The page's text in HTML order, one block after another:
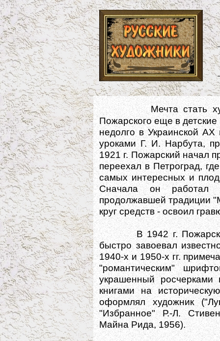
Мечта стать
Пожарского еще в
недолго в Украинской АХ
уроками Г. И. Нарбута,
1921 г. Пожарский начал
переехал в Петроград,
самых интересных и
Сначала он работал
продолжавшей традиции
круг средств - освоил
В 1942 г. Пожарский
быстро завоевал
1940-х и 1950-х гг.
"романтическим"
украшенный росчерками
книгами на
оформлял художник
"Избранное" Р.-Л.
Майна Рида, 1956).